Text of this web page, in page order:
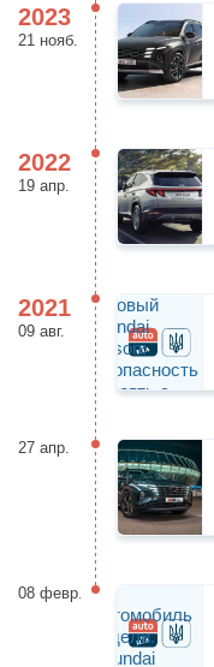
2023
21 нояб.
2022
19 апр.
2021
09 авг.
27 апр.
08 февр.